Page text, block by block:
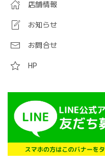
店舗情報
お知らせ
お問合せ
HP